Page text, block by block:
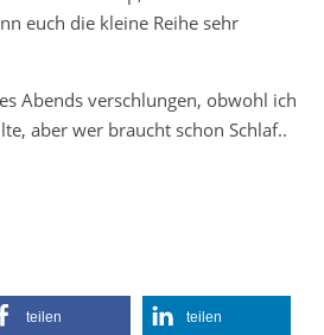
euch die kleine Reihe sehr
Abends verschlungen, obwohl ich
aber wer braucht schon Schlaf..
teilen teilen